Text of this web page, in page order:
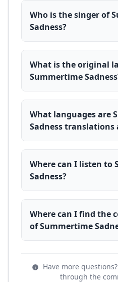
Who is the singer of
Sadness?
What is the original
Summertime
What languages are
Sadness translations
Where can I listen to
Sadness?
Where can I find the
of Summertime
Have more
through the